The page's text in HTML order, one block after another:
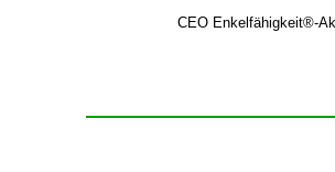
CEO Enkelfähigkeit®-